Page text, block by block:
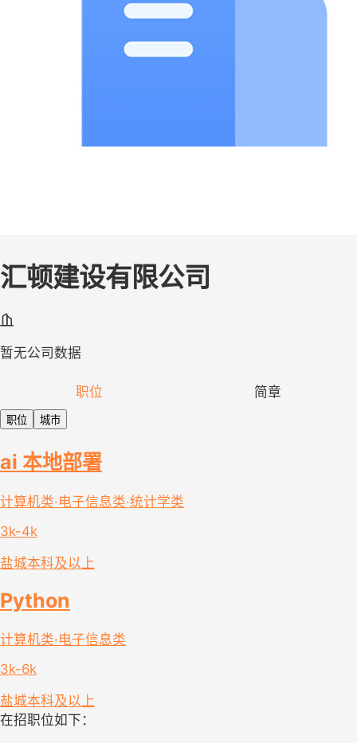
汇顿建设有限公司
暂无公司数据
职位 简章
职位 城市
ai 本地部署
计算机类·电子信息类·统计学类
3k-4k
盐城本科及以上
Python
计算机类·电子信息类
3k-6k
盐城本科及以上
在招职位如下：